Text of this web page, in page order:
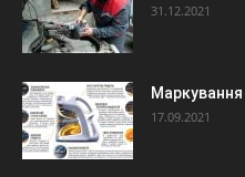
31.12.2021
17.09.2021